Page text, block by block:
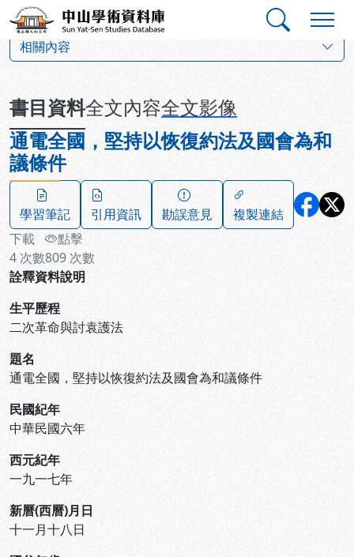
跳到主要內容
中山學術資料庫
相關內容
書目資料全文內容全文影像
通電全國，堅持以恢復約法及國會為和
議條件
學習筆記 引用資訊 勘誤意見
複製連結
下載
4 次數
點擊
809 次數
詮釋資料說明
生平歷程
二次革命與討袁護法
題名
通電全國，堅持以恢復約法及國會為和議條件
民國紀年
中華民國六年
西元紀年
一九一七年
新曆(西曆)月日
十一月十八日